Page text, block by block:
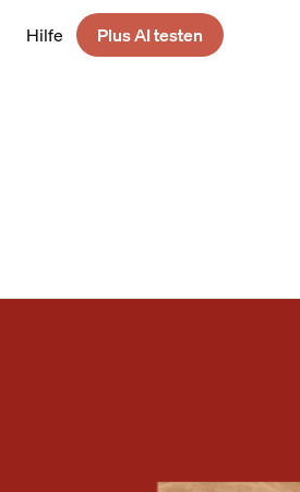
Hilfe
Plus AI testen